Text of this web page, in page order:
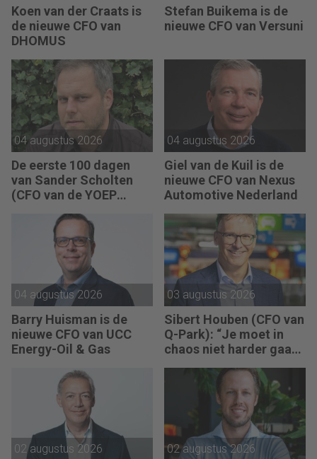
Koen van der Craats is
de nieuwe CFO van
DHOMUS
Stefan Buikema is de
nieuwe CFO van Versuni
04 augustus 2026
De eerste 100 dagen
van Sander Scholten
(CFO van de YOEP
sturing werkt pas echt
als mensen begrijpen
waarom keuzes nodig
04 augustus 2026
Giel van de Kuil is de
nieuwe CFO van Nexus
Automotive Nederland
04 augustus 2026
Barry Huisman is de
nieuwe CFO van UCC
Energy-Oil & Gas
03 augustus 2026
Sibert Houben (CFO van
Q-Park): “Je moet in
chaos niet harder gaan
naar de fundamenten.”
02 augustus 2026 02 augustus 2026